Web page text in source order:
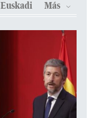
Euskadi Más